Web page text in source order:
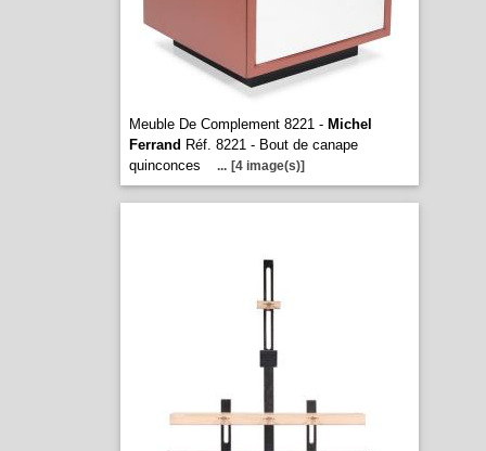
Meuble De Complement 8221 - Michel
Ferrand Réf. 8221 - Bout de canape
quinconces
... [4 image(s)]